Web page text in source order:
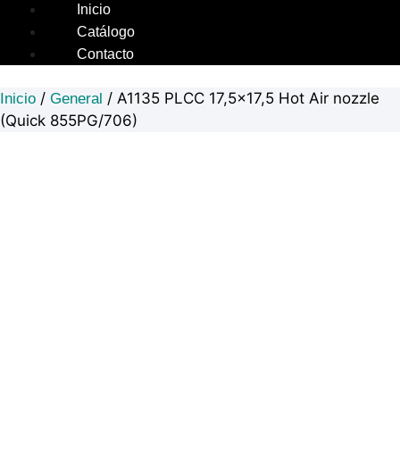
Inicio
Catálogo
Contacto
Inicio / General / A1135 PLCC 17,5×17,5 Hot Air nozzle
(Quick 855PG/706)